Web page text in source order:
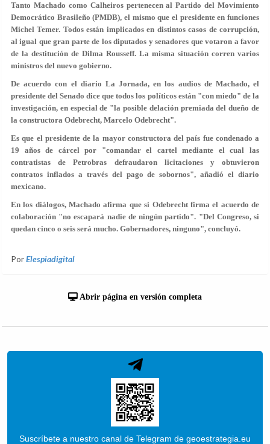
Tanto Machado como Calheiros pertenecen al Partido del Movimiento
Democrático Brasileño (PMDB), el mismo que el presidente en funciones
Michel Temer. Todos están implicados en distintos casos de corrupción,
al igual que gran parte de los diputados y senadores que votaron a favor
de la destitución de Dilma Rousseff. La misma situación corren varios
ministros del nuevo gobierno.
De acuerdo con el diario La Jornada, en los audios de Machado, el
presidente del Senado dice que todos los políticos están "con miedo" de la
investigación, en especial de "la posible delación premiada del dueño de
la constructora Odebrecht, Marcelo Odebrecht".
Es que el presidente de la mayor constructora del país fue condenado a
19 años de cárcel por "comandar el cartel mediante el cual las
contratistas de Petrobras defraudaron licitaciones y obtuvieron
contratos inflados a través del pago de sobornos", añadió el diario
mexicano.
En los diálogos, Machado afirma que si Odebrecht firma el acuerdo de
colaboración "no escapará nadie de ningún partido". "Del Congreso, si
quedan cinco o seis será mucho. Gobernadores, ninguno", concluyó.
PorElespiadigital
Abrir página en versión completa
Suscríbete a nuestro canal de Telegram de geoestrategia.eu